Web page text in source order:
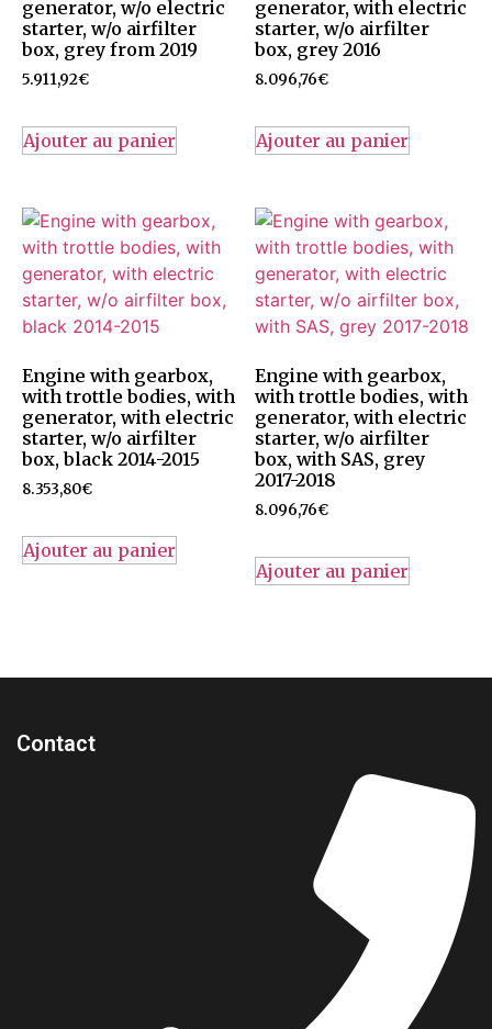
generator, w/o electric
starter, w/o airfilter
box, grey from 2019
5.911,92€
Ajouter au panier
generator, with electric
starter, w/o airfilter
box, grey 2016
8.096,76€
Ajouter au panier
Engine with gearbox,
with trottle bodies, with
generator, with electric
starter, w/o airfilter
box, black 2014-2015
8.353,80€
Ajouter au panier
Engine with gearbox,
with trottle bodies, with
generator, with electric
starter, w/o airfilter
box, with SAS, grey
2017-2018
8.096,76€
Ajouter au panier
Contact